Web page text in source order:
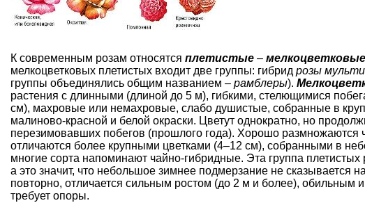
К современным розам относятся плетистые – мелкоцветковые
мелкоцветковых плетистых входит две группы: гибрид розы
группы объединялись общим названием – рамблеры).
растения с длинными (длиной до 5 м), гибкими, стелющимися
см), махровые или немахровые, слабо душистые, собранные в
малиново-красной и белой окраски. Цветут однократно, но
перезимовавших побегов (прошлого года). Хорошо размножаются
отличаются более крупными цветками (4–12 см), собранными в
многие сорта напоминают чайно-гибридные. Эта группа плетистых
а это значит, что небольшое зимнее подмерзание не сказывается
повторно, отличается сильным ростом (до 2 м и более), обильным
требует опоры.